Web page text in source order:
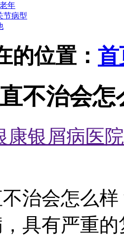
年
节病型
的位置： 首
不治会怎
康银屑病医院
治会怎么
具有严重